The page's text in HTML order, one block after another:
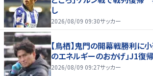
し
2026/08/09 09:30サッカー
【鳥栖】鬼門の開幕戦勝利に
のエネルギーのおかげ」J1復
2026/08/09 09:27サッカー